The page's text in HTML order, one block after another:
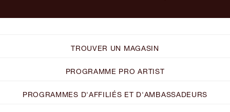
TROUVER UN MAGASIN
PROGRAMME PRO ARTIST
PROGRAMMES D'AFFILIÉS ET D'AMBASSADEURS